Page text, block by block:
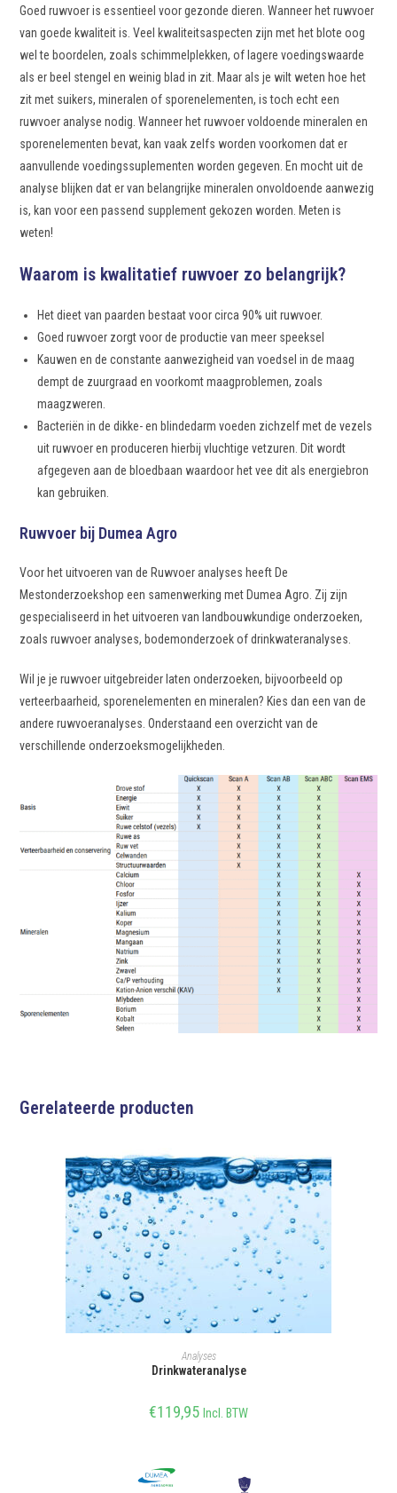
Goed ruwvoer is essentieel voor gezonde dieren. Wanneer het ruwvoer
van goede kwaliteit is. Veel kwaliteitsaspecten zijn met het blote oog
wel te boordelen, zoals schimmelplekken, of lagere voedingswaarde
als er beel stengel en weinig blad in zit. Maar als je wilt weten hoe het
zit met suikers, mineralen of sporenelementen, is toch echt een
ruwvoer analyse nodig. Wanneer het ruwvoer voldoende mineralen en
sporenelementen bevat, kan vaak zelfs worden voorkomen dat er
aanvullende voedingssuplementen worden gegeven. En mocht uit de
analyse blijken dat er van belangrijke mineralen onvoldoende aanwezig
is, kan voor een passend supplement gekozen worden. Meten is
weten!
Waarom is kwalitatief ruwvoer zo belangrijk?
Het dieet van paarden bestaat voor circa 90% uit ruwvoer.
Goed ruwvoer zorgt voor de productie van meer speeksel
Kauwen en de constante aanwezigheid van voedsel in de maag
dempt de zuurgraad en voorkomt maagproblemen, zoals
maagzweren.
Bacteriën in de dikke- en blindedarm voeden zichzelf met de vezels
uit ruwvoer en produceren hierbij vluchtige vetzuren. Dit wordt
afgegeven aan de bloedbaan waardoor het vee dit als energiebron
kan gebruiken.
Ruwvoer bij Dumea Agro
Voor het uitvoeren van de Ruwvoer analyses heeft De
Mestonderzoekshop een samenwerking met Dumea Agro. Zij zijn
gespecialiseerd in het uitvoeren van landbouwkundige onderzoeken,
zoals ruwvoer analyses, bodemonderzoek of drinkwateranalyses.
Wil je je ruwvoer uitgebreider laten onderzoeken, bijvoorbeeld op
verteerbaarheid, sporenelementen en mineralen? Kies dan een van de
andere ruwvoeranalyses. Onderstaand een overzicht van de
verschillende onderzoeksmogelijkheden.
Gerelateerde producten
SELECTEER OPTIE
Analyses
Drinkwateranalyse
€119,95 Incl. BTW